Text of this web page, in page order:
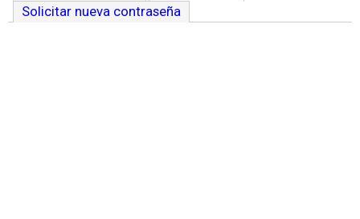
Solicitar nueva contraseña